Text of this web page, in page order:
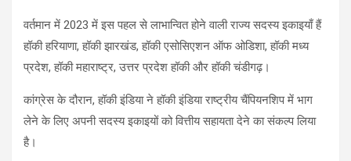
वर्तमान में 2023 में इस पहल से लाभान्वित होने वाली राज्य सदस्य इकाइयाँ हैं
हॉकी हरियाणा, हॉकी झारखंड, हॉकी एसोसिएशन ऑफ ओडिशा, हॉकी मध्य
प्रदेश, हॉकी महाराष्ट्र, उत्तर प्रदेश हॉकी और हॉकी चंडीगढ़।
कांग्रेस के दौरान, हॉकी इंडिया ने हॉकी इंडिया राष्ट्रीय चैंपियनशिप में भाग
लेने के लिए अपनी सदस्य इकाइयों को वित्तीय सहायता देने का संकल्प लिया
है।